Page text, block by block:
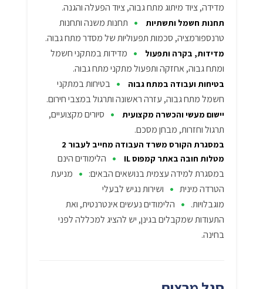
מדידה, ציוד מיתוג מתח גבוה, ציוד הפעלה והגנה.
תחנות חשמל ותשתיות • תחנות משנה ותחנות
טרנספורמציה, סכמות תפעוליות של מסדר מתח גבוה.
מדידות, בקרה ותפעול • מדידות במתקני חשמל
ומתח גבוה, אחזקה ותפעול מתקני מתח גבוה.
בטיחות ועבודה במתח גבוה • בטיחות במתקני
חשמל מתח גבוה, עזרה ראשונה ותרגול במצבי חירום.
יישום מעשי והכשרה מקצועית • סיורים מקצועיים,
תרגול וחזרות, מבחן מסכם.
במסגרת הקורס משרד העבודה מחייב לעבור 2
מטלות חובה באתר קמפוס IL
• הלימודים הינם
במסגרת למידה עצמית בנושאים הבאים: • מניעת
הטרדה מינית • ושירות נגיש לבעלי
מוגבלויות. • הלימודים נעשים אינטרנטית, ואת
התעודות שמקבלים בגינן, יש להציג למכללה לפני
בחינה.